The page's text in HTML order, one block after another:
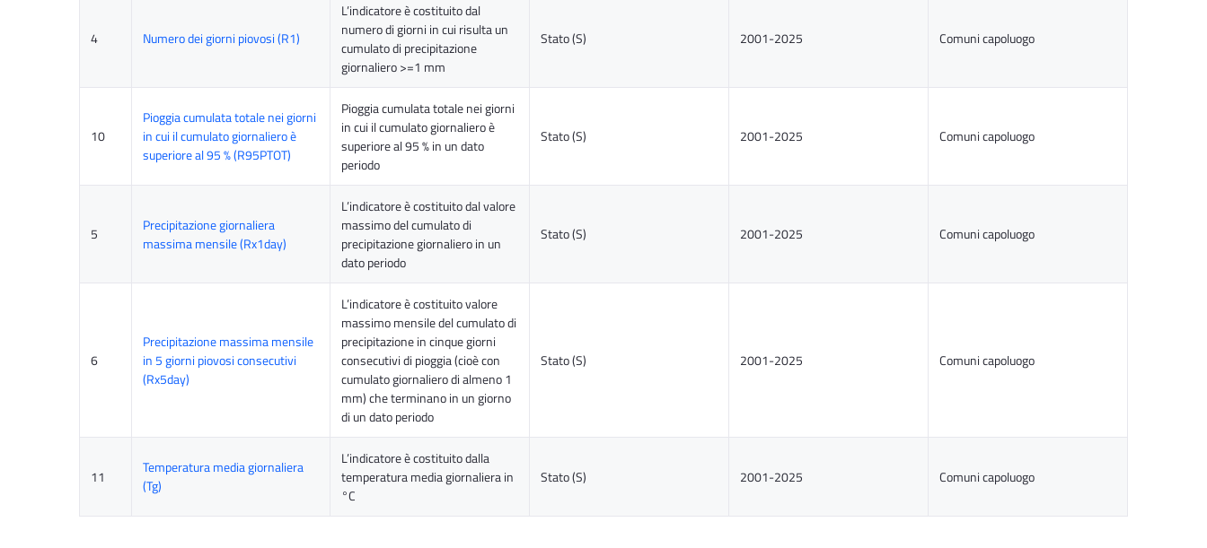
4 Numero dei giorni piovosi (R1)
L’indicatore è costituito dal
numero di giorni in cui risulta un
cumulato di precipitazione
giornaliero >=1 mm
Stato (S) 2001-2025 Comuni capoluogo
10
Pioggia cumulata totale nei giorni
in cui il cumulato giornaliero è
superiore al 95 % (R95PTOT)
Pioggia cumulata totale nei giorni
in cui il cumulato giornaliero è
superiore al 95 % in un dato
periodo
Stato (S) 2001-2025 Comuni capoluogo
5
Precipitazione giornaliera
massima mensile (Rx1day)
L’indicatore è costituito dal valore
massimo del cumulato di
precipitazione giornaliero in un
dato periodo
Stato (S) 2001-2025 Comuni capoluogo
6
Precipitazione massima mensile
in 5 giorni piovosi consecutivi
(Rx5day)
L’indicatore è costituito valore
massimo mensile del cumulato di
precipitazione in cinque giorni
consecutivi di pioggia (cioè con
cumulato giornaliero di almeno 1
mm) che terminano in un giorno
di un dato periodo
Stato (S) 2001-2025 Comuni capoluogo
11
Temperatura media giornaliera
(Tg)
L’indicatore è costituito dalla
temperatura media giornaliera in
°C
Stato (S) 2001-2025 Comuni capoluogo